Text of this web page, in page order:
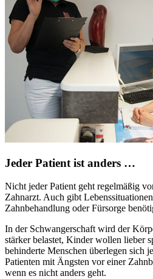
Jeder Patient ist anders …
Nicht jeder Patient geht regelmäßig
Zahnarzt. Auch gibt
Zahnbehandlung oder Fürsorge
In der Schwangerschaft wird der
stärker belastet, Kinder wollen lieber
behinderte Menschen überlegen sich
Patienten mit Ängsten vor einer
wenn es nicht anders geht.